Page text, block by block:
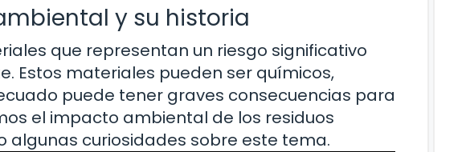
y su historia
que representan un riesgo significativo
Estos materiales pueden ser químicos,
puede tener graves consecuencias para
el impacto ambiental de los residuos
algunas curiosidades sobre este tema.